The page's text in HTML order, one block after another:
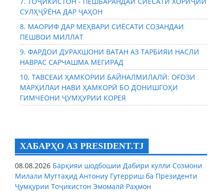
СУЛҲҶӮЁНА ДАР ҶАҲОН
8. МАОРИФ ДАР МЕҲВАРИ СИЁСАТИ СОЗАНДАИ
ПЕШВОИ МИЛЛАТ
9. ФАРДОИ ДУРАХШОНИ ВАТАН АЗ ТАРБИЯИ НАСЛИ
НАВРАС САРЧАШМА МЕГИРАД
10. ТАВСЕАИ ҲАМКОРИИ БАЙНАЛМИЛАЛӢ: ОҒОЗИ
МАРҲИЛАИ НАВИ ҲАМКОРӢ БО ДОНИШГОҲИ
ГИМЧЕОНИ ҶУМҲУРИИ КОРЕЯ
ХАБАРҲО АЗ PRESIDENT.TJ
08.08.2026 Барқияи шодбошии Дабири кулли Созмони
Милали Муттаҳид Антониу Гутерриш ба Президенти
Ҷумҳурии Тоҷикистон Эмомалӣ Раҳмон